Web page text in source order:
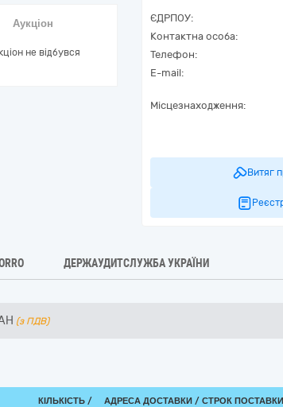
Аукціон
не відбувся
ЄДРПОУ:
Контактна особа:
Телефон:
E-mail:
Місцезнаходження:
Витяг
ДЕРЖАУДИТСЛУЖБА УКРАЇНИ
(з ПДВ)
КІЛЬКІСТЬ /
АДРЕСА ДОСТАВКИ / СТРОК